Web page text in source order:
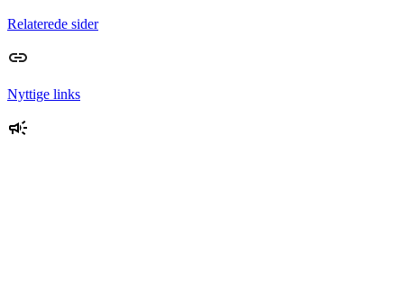
Relaterede sider
Nyttige links